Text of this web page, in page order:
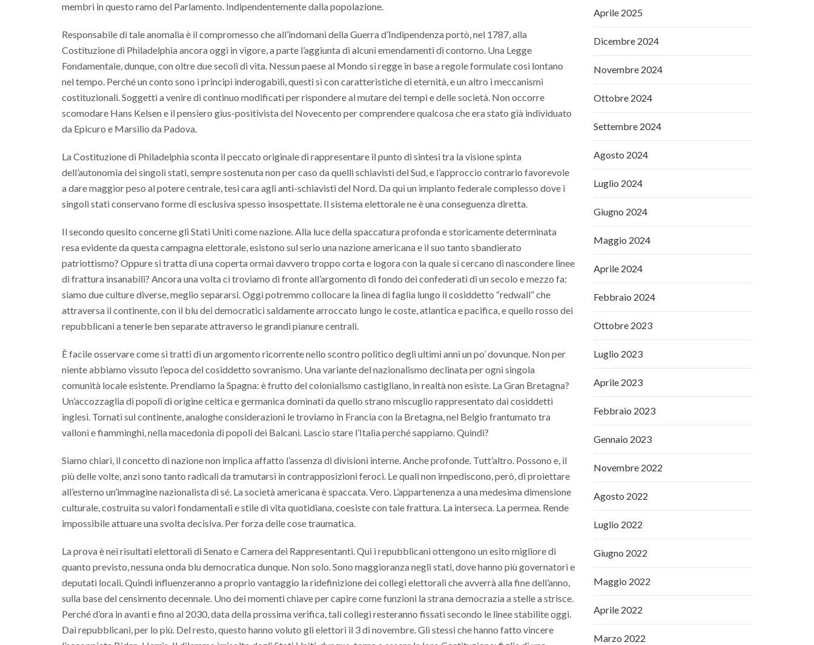
membri in questo ramo del Parlamento. Indipendentemente dalla popolazione.
Responsabile di tale anomalia è il compromesso che all’indomani della Guerra d’Indipendenza portò, nel 1787, alla
Costituzione di Philadelphia ancora oggi in vigore, a parte l’aggiunta di alcuni emendamenti di contorno. Una Legge
Fondamentale, dunque, con oltre due secoli di vita. Nessun paese al Mondo si regge in base a regole formulate così lontano
nel tempo. Perché un conto sono i principi inderogabili, questi sì con caratteristiche di eternità, e un altro i meccanismi
costituzionali. Soggetti a venire di continuo modificati per rispondere al mutare dei tempi e delle società. Non occorre
scomodare Hans Kelsen e il pensiero gius-positivista del Novecento per comprendere qualcosa che era stato già individuato
da Epicuro e Marsilio da Padova.
La Costituzione di Philadelphia sconta il peccato originale di rappresentare il punto di sintesi tra la visione spinta
dell’autonomia dei singoli stati, sempre sostenuta non per caso da quelli schiavisti del Sud, e l’approccio contrario favorevole
a dare maggior peso al potere centrale, tesi cara agli anti-schiavisti del Nord. Da qui un impianto federale complesso dove i
singoli stati conservano forme di esclusiva spesso insospettate. Il sistema elettorale ne è una conseguenza diretta.
Il secondo quesito concerne gli Stati Uniti come nazione. Alla luce della spaccatura profonda e storicamente determinata
resa evidente da questa campagna elettorale, esistono sul serio una nazione americana e il suo tanto sbandierato
patriottismo? Oppure si tratta di una coperta ormai davvero troppo corta e logora con la quale si cercano di nascondere linee
di frattura insanabili? Ancora una volta ci troviamo di fronte all’argomento di fondo dei confederati di un secolo e mezzo fa:
siamo due culture diverse, meglio separarsi. Oggi potremmo collocare la linea di faglia lungo il cosiddetto “redwall” che
attraversa il continente, con il blu dei democratici saldamente arroccato lungo le coste, atlantica e pacifica, e quello rosso dei
repubblicani a tenerle ben separate attraverso le grandi pianure centrali.
È facile osservare come si tratti di un argomento ricorrente nello scontro politico degli ultimi anni un po’ dovunque. Non per
niente abbiamo vissuto l’epoca del cosiddetto sovranismo. Una variante del nazionalismo declinata per ogni singola
comunità locale esistente. Prendiamo la Spagna: è frutto del colonialismo castigliano, in realtà non esiste. La Gran Bretagna?
Un’accozzaglia di popoli di origine celtica e germanica dominati da quello strano miscuglio rappresentato dai cosiddetti
inglesi. Tornati sul continente, analoghe considerazioni le troviamo in Francia con la Bretagna, nel Belgio frantumato tra
valloni e fiamminghi, nella macedonia di popoli dei Balcani. Lascio stare l’Italia perché sappiamo. Quindi?
Siamo chiari, il concetto di nazione non implica affatto l’assenza di divisioni interne. Anche profonde. Tutt’altro. Possono e, il
più delle volte, anzi sono tanto radicali da tramutarsi in contrapposizioni feroci. Le quali non impediscono, però, di proiettare
all’esterno un’immagine nazionalista di sé. La società americana è spaccata. Vero. L’appartenenza a una medesima dimensione
culturale, costruita su valori fondamentali e stile di vita quotidiana, coesiste con tale frattura. La interseca. La permea. Rende
impossibile attuare una svolta decisiva. Per forza delle cose traumatica.
La prova è nei risultati elettorali di Senato e Camera dei Rappresentanti. Qui i repubblicani ottengono un esito migliore di
quanto previsto, nessuna onda blu democratica dunque. Non solo. Sono maggioranza negli stati, dove hanno più governatori e
deputati locali. Quindi influenzeranno a proprio vantaggio la ridefinizione dei collegi elettorali che avverrà alla fine dell’anno,
sulla base del censimento decennale. Uno dei momenti chiave per capire come funzioni la strana democrazia a stelle a strisce.
Perché d’ora in avanti e fino al 2030, data della prossima verifica, tali collegi resteranno fissati secondo le linee stabilite oggi.
Dai repubblicani, per lo più. Del resto, questo hanno voluto gli elettori il 3 di novembre. Gli stessi che hanno fatto vincere
Aprile 2025
Dicembre 2024
Novembre 2024
Ottobre 2024
Settembre 2024
Agosto 2024
Luglio 2024
Giugno 2024
Maggio 2024
Aprile 2024
Febbraio 2024
Ottobre 2023
Luglio 2023
Aprile 2023
Febbraio 2023
Gennaio 2023
Novembre 2022
Agosto 2022
Luglio 2022
Giugno 2022
Maggio 2022
Aprile 2022
Marzo 2022